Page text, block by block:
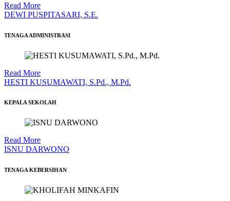
Read More
DEWI PUSPITASARI, S.E.
TENAGA ADMINISTRASI
Read More
HESTI KUSUMAWATI, S.Pd., M.Pd.
KEPALA SEKOLAH
Read More
ISNU DARWONO
TENAGA KEBERSIHAN